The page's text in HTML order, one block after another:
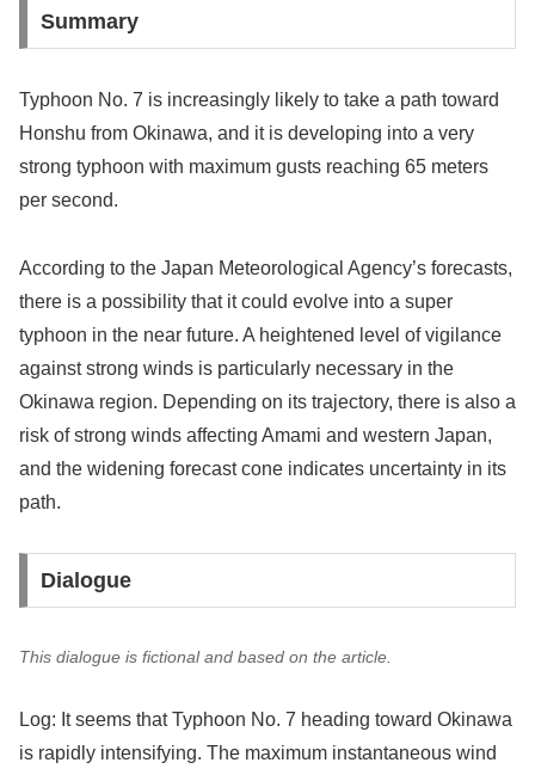
Summary
Typhoon No. 7 is increasingly likely to take a path toward
Honshu from Okinawa, and it is developing into a very
strong typhoon with maximum gusts reaching 65 meters
per second.
According to the Japan Meteorological Agency’s forecasts,
there is a possibility that it could evolve into a super
typhoon in the near future. A heightened level of vigilance
against strong winds is particularly necessary in the
Okinawa region. Depending on its trajectory, there is also a
risk of strong winds affecting Amami and western Japan,
and the widening forecast cone indicates uncertainty in its
path.
Dialogue
This dialogue is fictional and based on the article.
Log: It seems that Typhoon No. 7 heading toward Okinawa
is rapidly intensifying. The maximum instantaneous wind